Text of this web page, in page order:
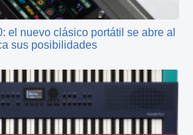
el nuevo clásico portátil se abre al
sus posibilidades